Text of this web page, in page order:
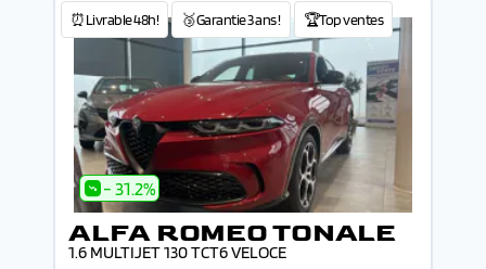
⏰Livrable 48h! 🥉Garantie 3 ans ! 🏆Top ventes
- 31.2%
ALFA ROMEO TONALE
1.6 MULTIJET 130 TCT6 VELOCE